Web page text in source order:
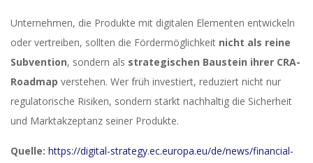
Unternehmen, die Produkte mit digitalen Elementen entwickeln
oder vertreiben, sollten die Fördermöglichkeit nicht als reine
Subvention, sondern als strategischen Baustein ihrer CRA-
Roadmap verstehen. Wer früh investiert, reduziert nicht nur
regulatorische Risiken, sondern stärkt nachhaltig die Sicherheit
und Marktakzeptanz seiner Produkte.
Quelle: https://digital-strategy.ec.europa.eu/de/news/financial-